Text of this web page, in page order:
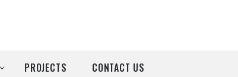
PROJECTS CONTACT US